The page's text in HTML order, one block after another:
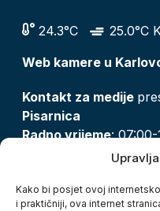
Kako bi posjet ovoj
i praktičniji, ova internet
24.3°C
25.0°C
Web kamere u
Kontakt za medije
Pisarnica
Radno vrijeme: 07:00-